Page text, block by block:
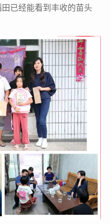
已经能看到丰收的苗头